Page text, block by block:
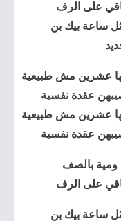
على الرف
ساعة بيك بن
عشرين مش طبيعية
عقدة نفسية
عشرين مش طبيعية
عقدة نفسية
ومية بالصف
على الرف
ساعة بيك بن